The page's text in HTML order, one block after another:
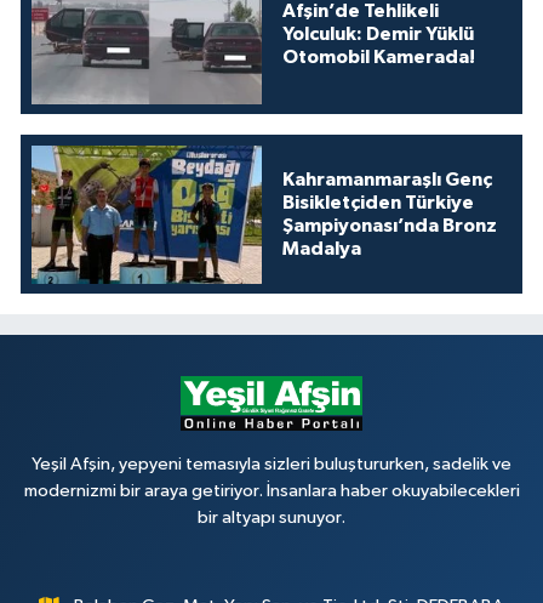
Afşin’de Tehlikeli
Yolculuk: Demir Yüklü
Otomobil Kamerada!
Kahramanmaraşlı Genç
Bisikletçiden Türkiye
Şampiyonası’nda Bronz
Madalya
Yeşil Afşin, yepyeni temasıyla sizleri buluştururken, sadelik ve
modernizmi bir araya getiriyor. İnsanlara haber okuyabilecekleri
bir altyapı sunuyor.